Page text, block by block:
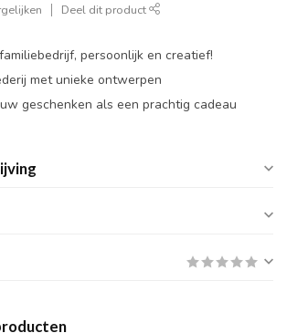
Deel dit product
persoonlijk en creatief!
met unieke ontwerpen
geschenken als een prachtig cadeau